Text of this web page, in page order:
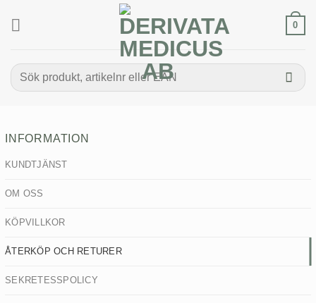
0
Sök
efter:
INFORMATION
KUNDTJÄNST
OM OSS
KÖPVILLKOR
ÅTERKÖP OCH RETURER
SEKRETESSPOLICY